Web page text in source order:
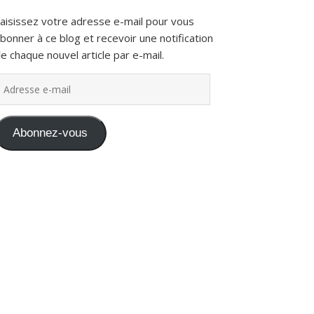
votre adresse e-mail pour vous
à ce blog et recevoir une notification
chaque nouvel article par e-mail.
Abonnez-vous